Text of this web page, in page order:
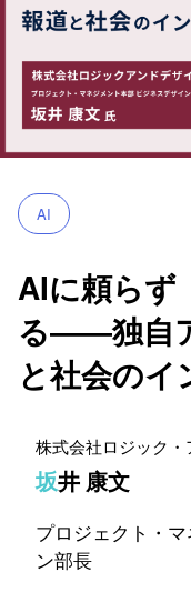
AI
AIに頼らず
る――独自
と社会のイ
株式会社ロジック
坂井 康文
プロジェクト・
ン部長